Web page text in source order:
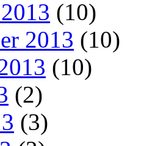
(10)
2013 (10)
(10)
(2)
(3)